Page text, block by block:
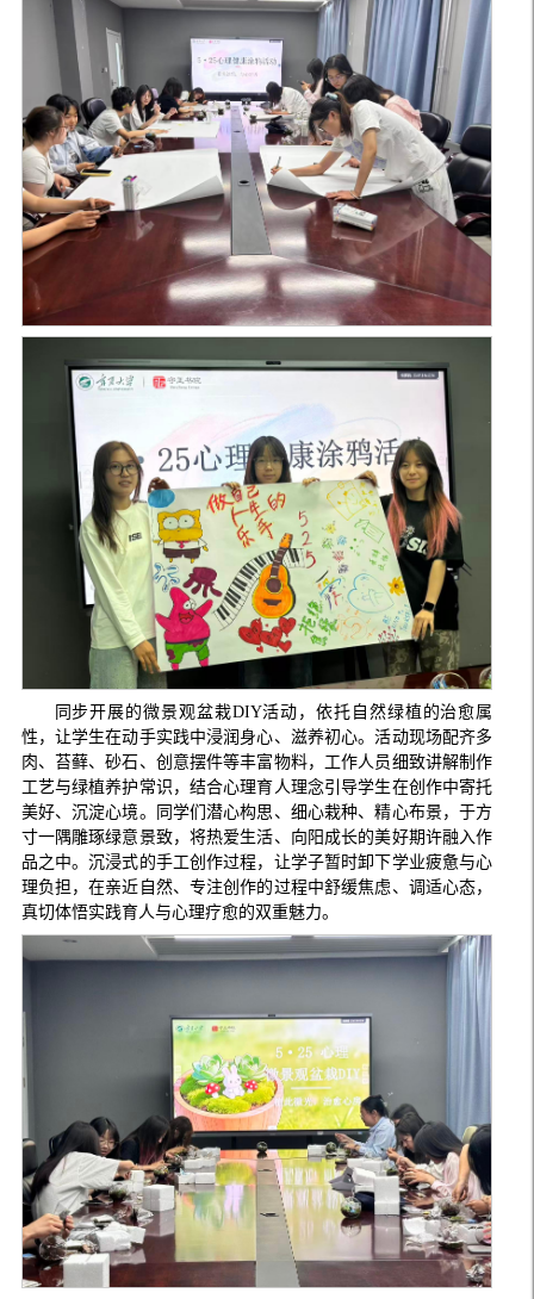
同步开展的微景观盆栽DIY活动，依托自然绿植的治愈属
性，让学生在动手实践中浸润身心、滋养初心。活动现场配齐多
肉、苔藓、砂石、创意摆件等丰富物料，工作人员细致讲解制作
工艺与绿植养护常识，结合心理育人理念引导学生在创作中寄托
美好、沉淀心境。同学们潜心构思、细心栽种、精心布景，于方
寸一隅雕琢绿意景致，将热爱生活、向阳成长的美好期许融入作
品之中。沉浸式的手工创作过程，让学子暂时卸下学业疲惫与心
理负担，在亲近自然、专注创作的过程中舒缓焦虑、调适心态，
真切体悟实践育人与心理疗愈的双重魅力。